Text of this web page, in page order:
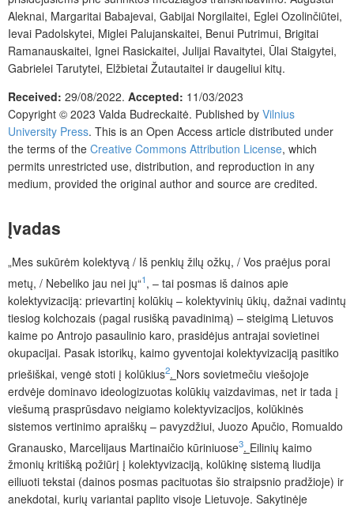
Aleknai, Margaritai Babajevai, Gabijai Norgilaitei, Eglei Ozolinčiūtei,
Ievai Padolskytei, Miglei Palujanskaitei, Benui Putrimui, Brigitai
Ramanauskaitei, Ignei Rasickaitei, Julijai Ravaitytei, Ūlai Staigytei,
Gabrielei Tarutytei, Elžbietai Žutautaitei ir daugeliui kitų.
Received: 29/08/2022. Accepted: 11/03/2023
Copyright © 2023 Valda Budreckaitė. Published by Vilnius
University Press. This is an Open Access article distributed under
the terms of the Creative Commons Attribution License, which
permits unrestricted use, distribution, and reproduction in any
medium, provided the original author and source are credited.
Įvadas
„Mes sukūrėm kolektyvą / Iš penkių žilų ožkų, / Vos praėjus porai
metų, / Nebeliko jau nei jų“1, – tai posmas iš dainos apie
kolektyvizaciją: prievartinį kolūkių – kolektyvinių ūkių, dažnai vadintų
tiesiog kolchozais (pagal rusišką pavadinimą) – steigimą Lietuvos
kaime po Antrojo pasaulinio karo, prasidėjus antrajai sovietinei
okupacijai. Pasak istorikų, kaimo gyventojai kolektyvizaciją pasitiko
priešiškai, vengė stoti į kolūkius2. Nors sovietmečiu viešojoje
erdvėje dominavo ideologizuotas kolūkių vaizdavimas, net ir tada į
viešumą prasprūsdavo neigiamo kolektyvizacijos, kolūkinės
sistemos vertinimo apraiškų – pavyzdžiui, Juozo Apučio, Romualdo
Granausko, Marcelijaus Martinaičio kūriniuose3. Eilinių kaimo
žmonių kritišką požiūrį į kolektyvizaciją, kolūkinę sistemą liudija
eiliuoti tekstai (dainos posmas pacituotas šio straipsnio pradžioje) ir
anekdotai, kurių variantai paplito visoje Lietuvoje. Sakytinėje